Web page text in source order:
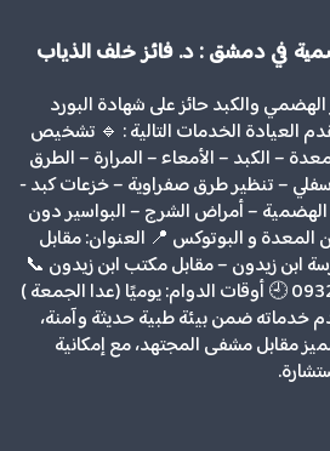
في دمشق : د. فائز خلف الذياب
والكبد حائز على شهادة البورد
العيادة الخدمات التالية : 🔹 تشخيص
– الكبد – الأمعاء – المرارة – الطرق
– تنظير طرق صفراوية – خزعات كبد -
– أمراض الشرج – البواسير دون
المعدة و البوتوكس 📍 العنوان: مقابل
ابن زيدون – مقابل مكتب ابن زيدون 📞
للحجز والاستفسار: 0932445251 🕘 أوقات الدوام: يوميًا (عدا الجمعة )
٥ عصراً يقدم خدماته ضمن بيئة طبية حديثة وآمنة،
مقابل مشفى المجتهد، مع إمكانية